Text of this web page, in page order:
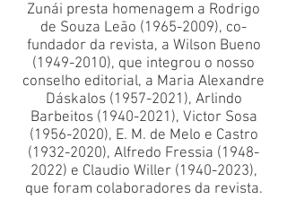
Zunái presta homenagem a Rodrigo
de Souza Leão (1965-2009), co-
fundador da revista, a Wilson Bueno
(1949-2010), que integrou o nosso
conselho editorial, a Maria Alexandre
Dáskalos (1957-2021), Arlindo
Barbeitos (1940-2021), Victor Sosa
(1956-2020), E. M. de Melo e Castro
(1932-2020), Alfredo Fressia (1948-
2022) e Claudio Willer (1940-2023),
que foram colaboradores da revista.